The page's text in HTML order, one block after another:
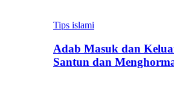
Tips islami
Adab Masuk dan
Santun dan